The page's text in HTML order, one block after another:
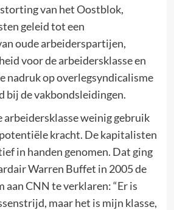
van het Oostblok,
geleid tot een
oude arbeiderspartijen,
voor de arbeidersklasse en
nadruk op overlegsyndicalisme
bij de vakbondsleidingen.
weinig gebruik
kracht. De kapitalisten
in handen genomen. Dat ging
Warren Buffet in 2005 de
aan CNN te verklaren: “Er is
maar het is mijn klasse,